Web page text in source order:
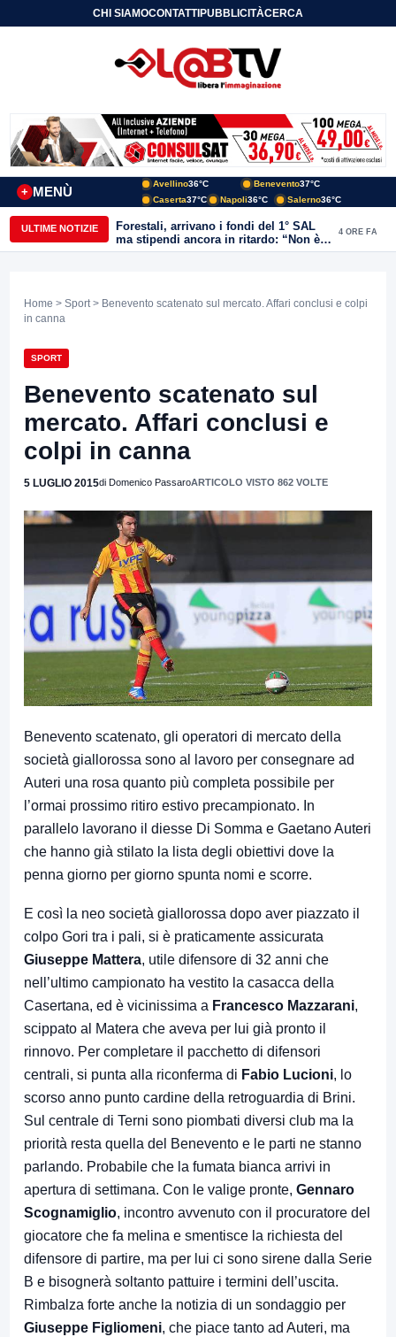
CHI SIAMOCONTATTIPUBBLICITÀCERCA
MENÙ
+
Avellino36°C Benevento37°C
Caserta37°C Napoli36°C Salerno36°C
ULTIME NOTIZIE
Forestali, arrivano i fondi del 1° SAL
ma stipendi ancora in ritardo: “Non è
più sostenibile”
4 ORE FA
Home > Sport > Benevento scatenato sul mercato. Affari conclusi e colpi
in canna
SPORT
Benevento scatenato sul
mercato. Affari conclusi e
colpi in canna
5 LUGLIO 2015di Domenico PassaroARTICOLO VISTO 862 VOLTE
Benevento scatenato, gli operatori di mercato della
società giallorossa sono al lavoro per consegnare ad
Auteri una rosa quanto più completa possibile per
l’ormai prossimo ritiro estivo precampionato. In
parallelo lavorano il diesse Di Somma e Gaetano Auteri
che hanno già stilato la lista degli obiettivi dove la
penna giorno per giorno spunta nomi e scorre.
E così la neo società giallorossa dopo aver piazzato il
colpo Gori tra i pali, si è praticamente assicurata
Giuseppe Mattera, utile difensore di 32 anni che
nell’ultimo campionato ha vestito la casacca della
Casertana, ed è vicinissima a Francesco Mazzarani,
scippato al Matera che aveva per lui già pronto il
rinnovo. Per completare il pacchetto di difensori
centrali, si punta alla riconferma di Fabio Lucioni, lo
scorso anno punto cardine della retroguardia di Brini.
Sul centrale di Terni sono piombati diversi club ma la
priorità resta quella del Benevento e le parti ne stanno
parlando. Probabile che la fumata bianca arrivi in
apertura di settimana. Con le valige pronte, Gennaro
Scognamiglio, incontro avvenuto con il procuratore del
giocatore che fa melina e smentisce la richiesta del
difensore di partire, ma per lui ci sono sirene dalla Serie
B e bisognerà soltanto pattuire i termini dell’uscita.
Rimbalza forte anche la notizia di un sondaggio per
Giuseppe Figliomeni, che piace tanto ad Auteri, ma